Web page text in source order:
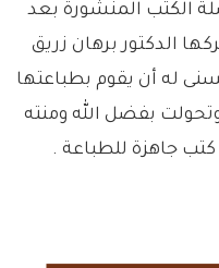
الكتب المنشورة بعد
الدكتور برهان زريق
له أن يقوم بطباعتها
بفضل الله ومنته
جاهزة للطباعة .